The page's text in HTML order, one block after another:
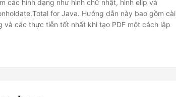
các hình dạng như hình chữ nhật, hình elip và
for Java. Hướng dẫn này bao gồm cài
và các thực tiễn tốt nhất khi tạo PDF một cách lập